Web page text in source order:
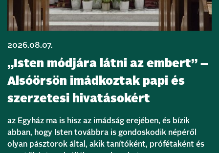
2026.08.07.
„Isten módjára látni az embert” –
Alsóörsön imádkoztak papi és
szerzetesi hivatásokért
az Egyház ma is hisz az imádság erejében, és bízik
abban, hogy Isten továbbra is gondoskodik népéről
olyan pásztorok által, akik tanítóként, prófétaként és